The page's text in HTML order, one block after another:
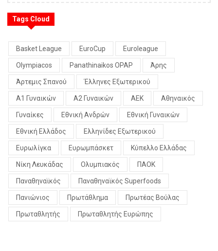
Tags Cloud
Basket League EuroCup Euroleague
Olympiacos Panathinaikos OPAP Άρης
Άρτεμις Σπανού Έλληνες Εξωτερικού
Α1 Γυναικών Α2 Γυναικών ΑΕΚ Αθηναικός
Γυναίκες Εθνική Ανδρών Εθνική Γυναικών
Εθνική Ελλάδος Ελληνίδες Εξωτερικού
Ευρωλίγκα Ευρωμπάσκετ Κύπελλο Ελλάδας
Νίκη Λευκάδας Ολυμπιακός ΠΑΟΚ
Παναθηναϊκός Παναθηναϊκός Superfoods
Πανιώνιος Πρωτάθλημα Πρωτέας Βούλας
Πρωταθλητής Πρωταθλητής Ευρώπης